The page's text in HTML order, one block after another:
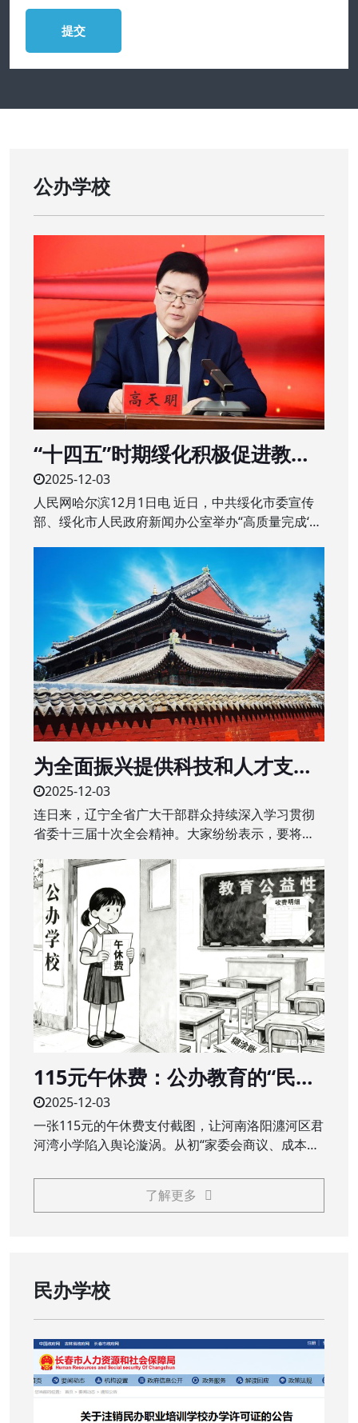
提交
公办学校
“十四五”时期绥化积极促进教育
质量提升 建设“家门口”的优质学
校
2025-12-03
人民网哈尔滨12月1日电 近日，中共绥化市委宣传
部、绥化市人民政府新闻办公室举办“高质量完成‘十
“十四五”时期教育改革发展成绩作专题发布。
为全面振兴提供科技和人才支撑
——辽宁全省广大干部群众深入
学习贯彻省委十三届十次全会精
神
2025-12-03
连日来，辽宁全省广大干部群众持续深入学习贯彻
省委十三届十次全会精神。大家纷纷表示，要将全
勇争先，辽宁全面振兴取得新突破。
115元午休费：公办教育的“民生
账”不能是“糊涂账”
2025-12-03
一张115元的午休费支付截图，让河南洛阳瀍河区君
河湾小学陷入舆论漩涡。从初“家委会商议、成本价
这场看似不大的争议，触碰了公众对公办教育公益
属性的核心关切，义务教育阶段，本应普惠的校园
了解更多
民办学校